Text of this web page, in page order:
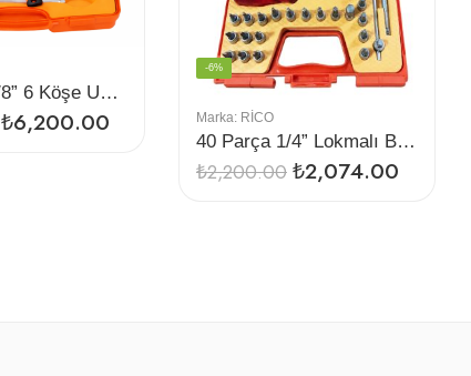
40 Parça 3/8” 6 Köşe Uzun-Kısa Lokma Seti
₺6,200.00 Marka: RİCO
40 Parça 1/4” Lokmalı Bıts Uç Seti
-6%
₺2,200.00₺2,074.00